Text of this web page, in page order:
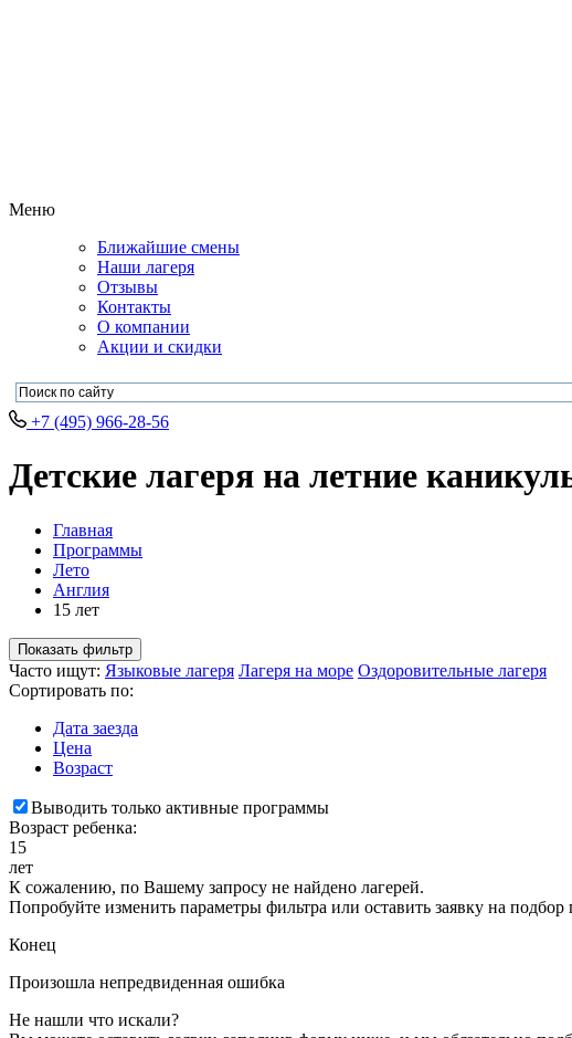
Меню
Ближайшие смены
Наши лагеря
Отзывы
Контакты
О компании
Акции и скидки
+7 (495) 966-28-56
Детские лагеря на летние
Главная
Программы
Лето
Англия
15 лет
Показать фильтр
Часто ищут: Языковые лагеря Лагеря на море Оздоровительные лагеря
Сортировать по:
Дата заезда
Цена
Возраст
Выводить только активные программы
Возраст ребенка:
15
лет
К сожалению, по Вашему запросу не найдено лагерей.
Попробуйте изменить параметры фильтра или оставить заявку на
Конец
Произошла непредвиденная ошибка
Не нашли что искали?